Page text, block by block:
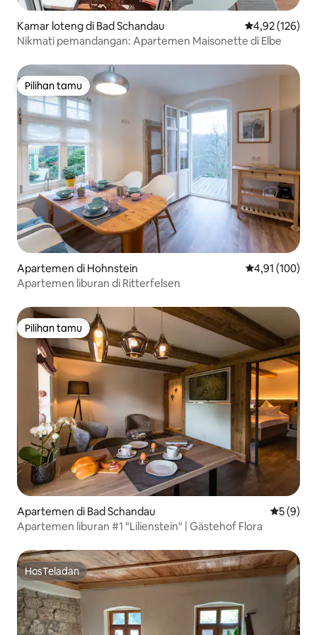
Kamar loteng di Bad Schandau Nilai rata-rata
4,92 (126)
Nikmati pemandangan: Apartemen Maisonette di Elbe
Pilihan tamu
Pilihan tamu
Apartemen di Hohnstein Nilai rata-rata
4,91 (100)
Apartemen liburan di Ritterfelsen
Pilihan tamu
Pilihan tamu
Apartemen di Bad Schandau Nilai
5 (9)
Apartemen liburan #1 "Lilienstein" | Gästehof Flora
HosTeladan
HosTeladan